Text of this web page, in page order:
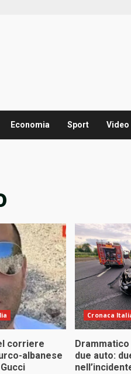
Economia Sport Video
corriere
albanese
Cronaca
due auto: